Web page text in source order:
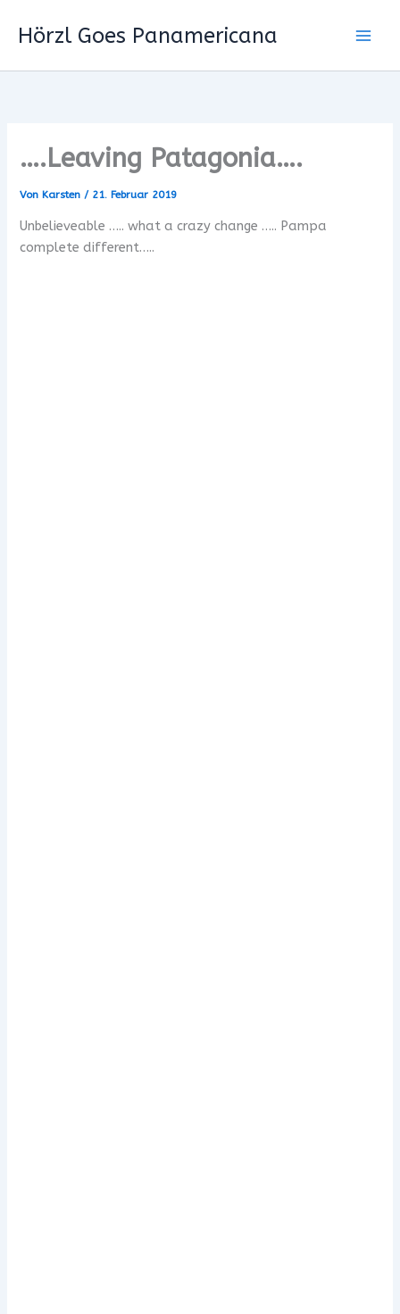
InhaltHörzl Goes Panamericana
….Leaving Patagonia….
Von Karsten/ 21. Februar 2019
Unbelieveable ….. what a crazy change ….. Pampa
complete different…..